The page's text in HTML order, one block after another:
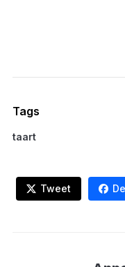
Tags
taart
Tweet